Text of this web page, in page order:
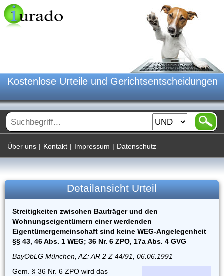
Kostenlose Urteile und Gerichtsentscheidungen
Über uns | Kontakt | Impressum | Datenschutz
Detailansicht Urteil
Streitigkeiten zwischen Bauträger und den
Wohnungseigentümern einer werdenden
Eigentümergemeinschaft sind keine WEG-Angelegenheit
§§ 43, 46 Abs. 1 WEG; 36 Nr. 6 ZPO, 17a Abs. 4 GVG
BayObLG München, AZ: AR 2 Z 44/91, 06.06.1991
Gem. § 36 Nr. 6 ZPO wird das